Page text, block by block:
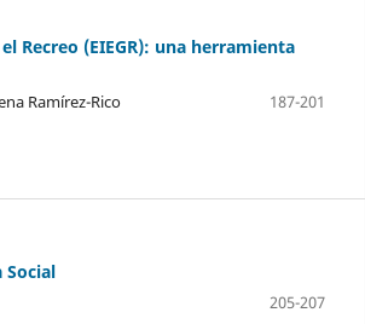
Recreo (EIEGR): una herramienta
Ramírez-Rico
187-201
Social
205-207